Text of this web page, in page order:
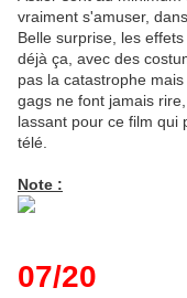
vraiment s'amuser,
Belle surprise, les
déjà ça, avec des
pas la catastrophe
gags ne font jamais
lassant pour ce film qui
télé.
Note :
07/20